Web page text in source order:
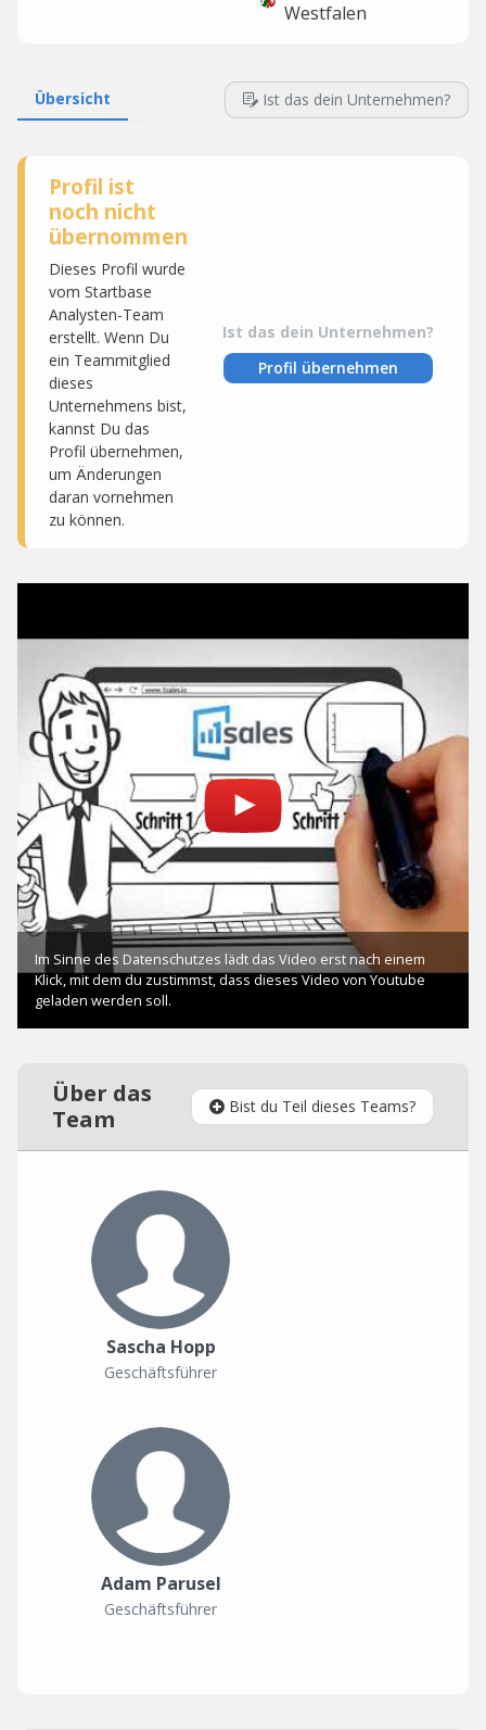
Westfalen
Übersicht Ist das dein Unternehmen?
Profil ist
noch nicht
übernommen
Dieses Profil wurde
vom Startbase
Analysten-Team
erstellt. Wenn Du
ein Teammitglied
dieses
Unternehmens bist,
kannst Du das
Profil übernehmen,
um Änderungen
daran vornehmen
zu können.
Ist das dein Unternehmen?
Profil übernehmen
Über das
Team
Bist du Teil dieses Teams?
Sascha Hopp
Geschäftsführer
Adam Parusel
Geschäftsführer